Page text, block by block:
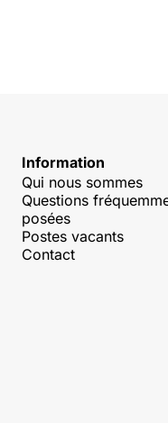
Information
Qui nous sommes
Questions
posées
Postes vacants
Contact